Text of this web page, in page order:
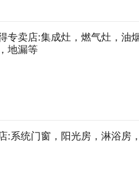
专卖店:集成灶，燃气灶，油
地漏等
:系统门窗，阳光房，淋浴房